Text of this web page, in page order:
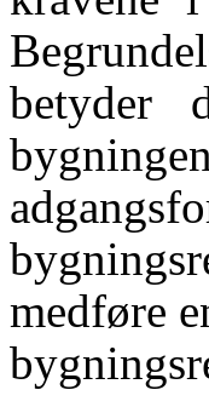
betyder
medføre